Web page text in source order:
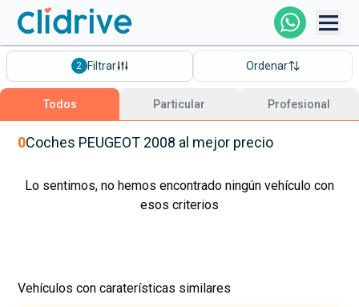
Comprar Coche
Todos Los Coches
Profesional
Particular
Clidrive
2 Filtrar Ordenar
Todos Particular Profesional
0Coches PEUGEOT 2008 al mejor precio
Lo sentimos, no hemos encontrado ningún vehículo con
esos criterios
Vehículos con caraterísticas similares